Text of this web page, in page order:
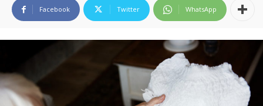
Facebook Twitter WhatsApp